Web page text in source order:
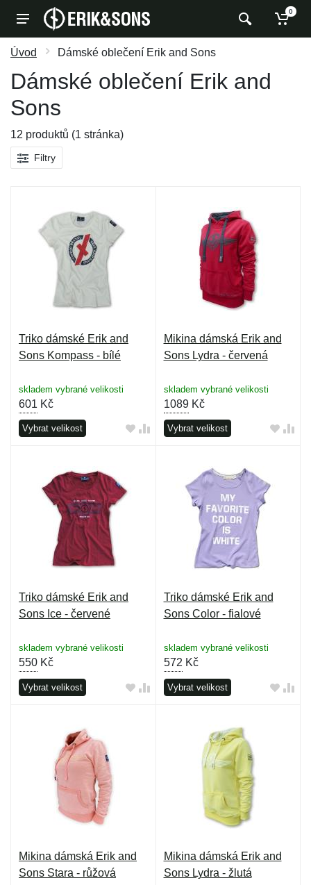
0
Úvod Dámské oblečení Erik and Sons
Dámské oblečení Erik and
Sons
12 produktů (1 stránka)
Filtry
Triko dámské Erik and
Sons Kompass - bílé
skladem vybrané velikosti
601 Kč
Vybrat velikost
Mikina dámská Erik and
Sons Lydra - červená
skladem vybrané velikosti
1089Kč
Vybrat velikost
Triko dámské Erik and
Sons Ice - červené
skladem vybrané velikosti
550 Kč
Vybrat velikost
Triko dámské Erik and
Sons Color - fialové
skladem vybrané velikosti
572 Kč
Vybrat velikost
Mikina dámská Erik and
Sons Stara - růžová
Mikina dámská Erik and
Sons Lydra - žlutá